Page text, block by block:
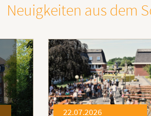
Neuigkeiten aus dem
21.07.2026